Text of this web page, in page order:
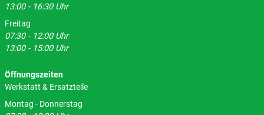
13:00 - 16:30 Uhr
Freitag
07:30 - 12:00 Uhr
13:00 - 15:00 Uhr
Öffnungszeiten
Werkstatt & Ersatzteile
Montag - Donnerstag